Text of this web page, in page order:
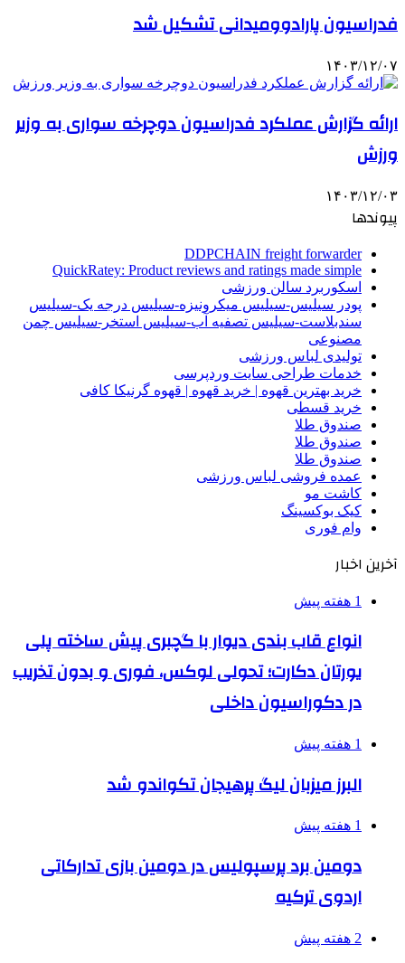
فدراسیون پارادوومیدانی تشکیل شد
۱۴۰۳/۱۲/۰۷
ارائه گزارش عملکرد فدراسیون دوچرخه سواری به وزیر
ورزش
۱۴۰۳/۱۲/۰۳
پیوندها
DDPCHAIN freight forwarder
QuickRatey: Product reviews and ratings made simple
اسکوربرد سالن ورزشی
پودر سیلیس-سیلیس میکرونیزه-سیلیس درجه یک-سیلیس
سندبلاست-سیلیس تصفیه آب-سیلیس استخر-سیلیس چمن
مصنوعی
تولیدی لباس ورزشی
خدمات طراحی سایت وردپرسی
خرید بهترین قهوه | خرید قهوه | قهوه گرنیکا کافی
خرید قسطی
صندوق طلا
صندوق طلا
صندوق طلا
عمده فروشی لباس ورزشی
کاشت مو
کیک بوکسینگ
وام فوری
آخرین اخبار
1 هفته پیش
انواع قاب بندی دیوار با گچبری پیش ساخته پلی
یورتان دکارت؛ تحولی لوکس، فوری و بدون تخریب
در دکوراسیون داخلی
1 هفته پیش
البرز میزبان لیگ پرهیجان تکواندو شد
1 هفته پیش
دومین برد پرسپولیس در دومین بازی تدارکاتی
اردوی ترکیه
2 هفته پیش